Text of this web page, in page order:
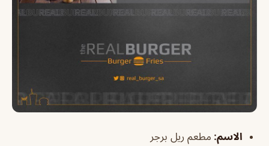
الاسم: مطعم ريل برجر